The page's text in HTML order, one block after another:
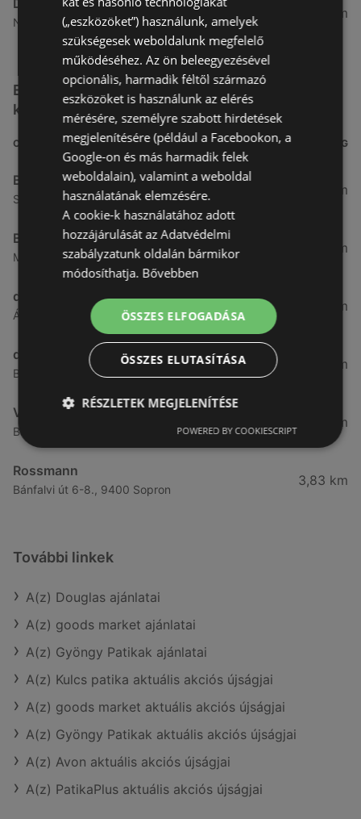
Douglas
Nagytétényi út 37-43., 1222 Budapest
190,01 km
Egyéb Kozmetikumok és Drogéria üzletek a
közelben
CÍM TÁVOLSÁG
Benu Gyógyszertárak
Soproni utca 18., 9423 Ágfalva
0,27 km
Benu Gyógyszertárak
Malompatak U.10, 9400 Sopron
2,55 km
dm
Ágfalvi út 4, 9400, 9400 Sopron
3,26 km
dm
Besenyő u. 23, 9400 Sopron
3,28 km
Vianni
Bánfalvi út 14., 9400 Sopron
3,57 km
Rossmann
Bánfalvi út 6-8., 9400 Sopron
3,83 km
További linkek
A(z) Douglas ajánlatai
A(z) goods market ajánlatai
A(z) Gyöngy Patikak ajánlatai
A(z) Kulcs patika aktuális akciós újságjai
A(z) goods market aktuális akciós újságjai
A(z) Gyöngy Patikak aktuális akciós újságjai
A(z) Avon aktuális akciós újságjai
A(z) PatikaPlus aktuális akciós újságjai
(„eszközöket”) használunk, amelyek
szükségesek weboldalunk megfelelő
működéséhez. Az ön beleegyezésével
opcionális, harmadik féltől származó
eszközöket is használunk az elérés
mérésére, személyre szabott hirdetések
megjelenítésére (például a Facebookon, a
Google-on és más harmadik felek
weboldalain), valamint a weboldal
használatának elemzésére.
A cookie-k használatához adott
hozzájárulását az Adatvédelmi
szabályzatunk oldalán bármikor
módosíthatja. Bővebben
ÖSSZES ELFOGADÁSA
ÖSSZES ELUTASÍTÁSA
RÉSZLETEK MEGJELENÍTÉSE
POWERED BY COOKIESCRIPT